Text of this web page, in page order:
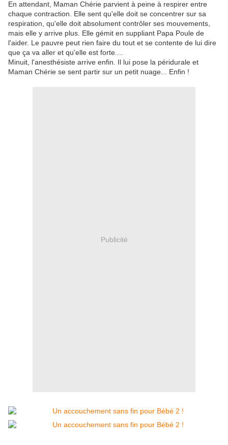
En attendant, Maman Chérie parvient à peine à respirer entre
chaque contraction. Elle sent qu'elle doit se concentrer sur sa
respiration, qu'elle doit absolument contrôler ses mouvements,
mais elle y arrive plus. Elle gémit en suppliant Papa Poule de
l'aider. Le pauvre peut rien faire du tout et se contente de lui dire
que ça va aller et qu'elle est forte....
Minuit, l'anesthésiste arrive enfin. Il lui pose la péridurale et
Maman Chérie se sent partir sur un petit nuage... Enfin !
Publicité